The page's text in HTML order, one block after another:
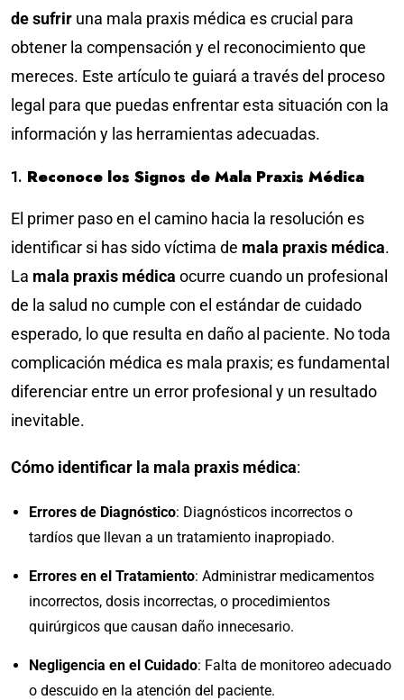
de sufrir una mala praxis médica es crucial para
obtener la compensación y el reconocimiento que
mereces. Este artículo te guiará a través del proceso
legal para que puedas enfrentar esta situación con la
información y las herramientas adecuadas.
1. Reconoce los Signos de Mala Praxis Médica
El primer paso en el camino hacia la resolución es
identificar si has sido víctima de mala praxis médica.
La mala praxis médica ocurre cuando un profesional
de la salud no cumple con el estándar de cuidado
esperado, lo que resulta en daño al paciente. No toda
complicación médica es mala praxis; es fundamental
diferenciar entre un error profesional y un resultado
inevitable.
Cómo identificar la mala praxis médica:
Errores de Diagnóstico: Diagnósticos incorrectos o
tardíos que llevan a un tratamiento inapropiado.
Errores en el Tratamiento: Administrar medicamentos
incorrectos, dosis incorrectas, o procedimientos
quirúrgicos que causan daño innecesario.
Negligencia en el Cuidado: Falta de monitoreo adecuado
o descuido en la atención del paciente.